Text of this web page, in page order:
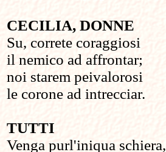
CECILIA, DONNE
Su, correte coraggiosi
il nemico ad affrontar;
noi starem peivalorosi
le corone ad intrecciar.
TUTTI
Venga purl'iniqua schiera,